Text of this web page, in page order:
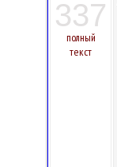
337
полный
текст